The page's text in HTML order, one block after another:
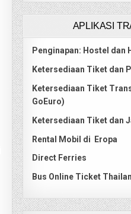
APLIKASI
Penginapan: Hostel dan
Ketersediaan Tiket dan
Ketersediaan Tiket
GoEuro)
Ketersediaan Tiket dan
Rental Mobil di Eropa
Direct Ferries
Bus Online Ticket